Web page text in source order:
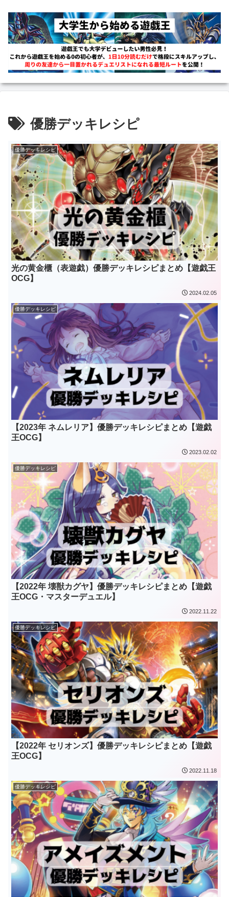
優勝デッキレシピ
優勝デッキレシピ
光の黄金櫃（表遊戯）優勝デッキレシピまとめ【遊戯王
OCG】
2024.02.05
優勝デッキレシピ
【2023年 ネムレリア】優勝デッキレシピまとめ【遊戯
王OCG】
2023.02.02
優勝デッキレシピ
【2022年 壊獣カグヤ】優勝デッキレシピまとめ【遊戯
王OCG・マスターデュエル】
2022.11.22
優勝デッキレシピ
【2022年 セリオンズ】優勝デッキレシピまとめ【遊戯
王OCG】
2022.11.18
優勝デッキレシピ